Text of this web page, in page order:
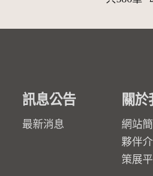
訊息公告
最新消息
關於
網站
夥伴
策展